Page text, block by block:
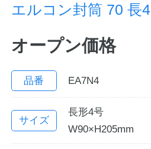
公式オンラインショップ
企業情報
カタログ
お問い合わせ
English
エルコン封筒 70 長4
オープン価格
品番 EA7N4
サイズ
長形4号
W90×H205mm